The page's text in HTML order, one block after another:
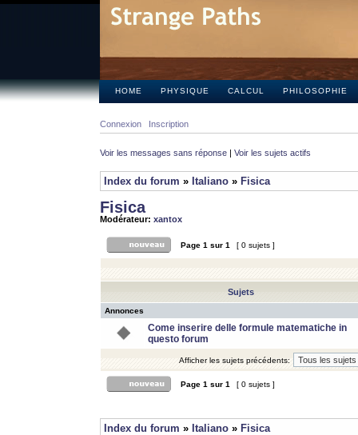
HOME PHYSIQUE CALCUL PHILOSOPHIE
Connexion Inscription
Voir les messages sans réponse | Voir les sujets actifs
Index du forum » Italiano » Fisica
Fisica
Modérateur: xantox
Page 1 sur 1 [ 0 sujets ]
Sujets
Annonces
Come inserire delle formule matematiche in
questo forum
Afficher les sujets précédents:
Page 1 sur 1 [ 0 sujets ]
Index du forum » Italiano » Fisica